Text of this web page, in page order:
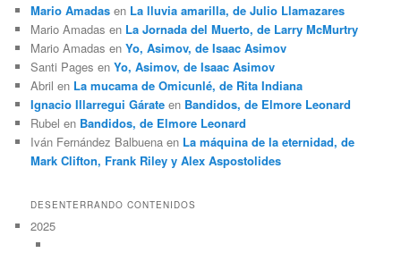
Mario Amadas en La lluvia amarilla, de Julio Llamazares
Mario Amadas en La Jornada del Muerto, de Larry McMurtry
Mario Amadas enYo, Asimov, de Isaac Asimov
Santi Pages enYo, Asimov, de Isaac Asimov
Abril en La mucama de Omicunlé, de Rita Indiana
Ignacio Illarregui Gárate en Bandidos, de Elmore Leonard
Rubel en Bandidos, de Elmore Leonard
Iván Fernández Balbuena en La máquina de la eternidad, de
Mark Clifton, Frank Riley y Alex Aspostolides
DESENTERRANDO CONTENIDOS
2025